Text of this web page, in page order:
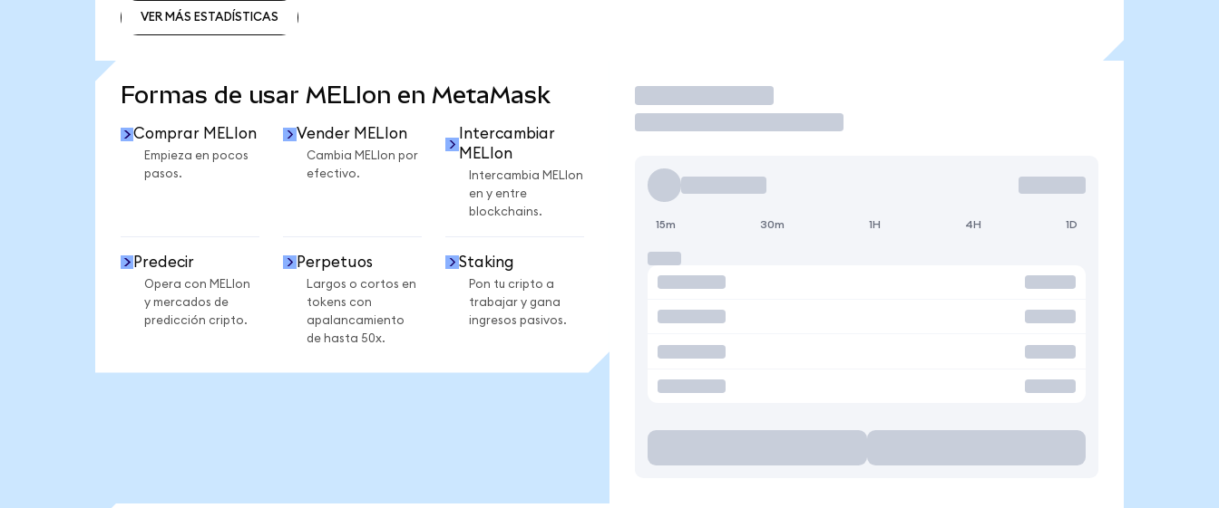
VER MÁS ESTADÍSTICAS
Formas de usar MELIon en MetaMask
Comprar MELIon
Empieza en pocos
pasos.
Vender MELIon
Cambia MELIon por
efectivo.
Intercambiar
MELIon
Intercambia MELIon
en y entre
blockchains.
Predecir
Opera con MELIon
y mercados de
predicción cripto.
Perpetuos
Largos o cortos en
tokens con
apalancamiento
de hasta 50x.
Staking
Pon tu cripto a
trabajar y gana
ingresos pasivos.
Operar
15m 30m 1H 4H 1D